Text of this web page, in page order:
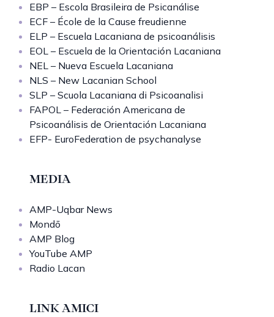
EBP – Escola Brasileira de Psicanálise
ECF – École de la Cause freudienne
ELP – Escuela Lacaniana de psicoanálisis
EOL – Escuela de la Orientación Lacaniana
NEL – Nueva Escuela Lacaniana
NLS – New Lacanian School
SLP – Scuola Lacaniana di Psicoanalisi
FAPOL – Federación Americana de
Psicoanálisis de Orientación Lacaniana
EFP- EuroFederation de psychanalyse
MEDIA
AMP-Uqbar News
Mondō
AMP Blog
YouTube AMP
Radio Lacan
LINK AMICI